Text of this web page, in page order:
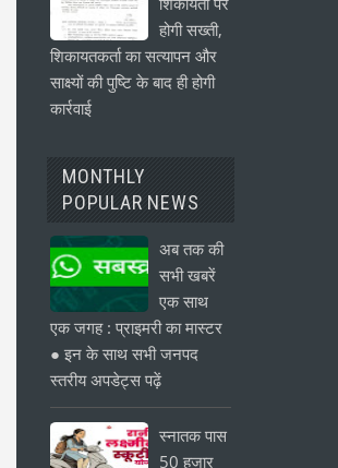
होगी सख्ती,
शिकायतकर्ता का सत्यापन और
साक्ष्यों की पुष्टि के बाद ही होगी
कार्रवाई
MONTHLY
POPULAR NEWS
अब तक की
सभी खबरें
एक साथ
एक जगह : प्राइमरी का मास्टर
● इन के साथ सभी जनपद
स्तरीय अपडेट्स पढ़ें
स्नातक पास
50 हजार